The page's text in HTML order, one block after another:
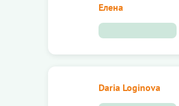
Елена
Daria Loginova